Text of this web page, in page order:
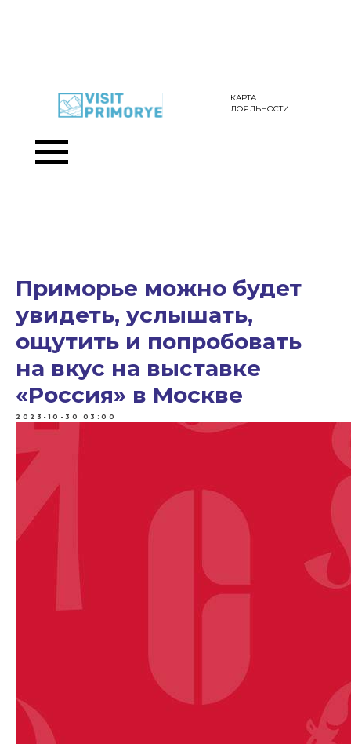
КАРТА
ЛОЯЛЬНОСТИ
Приморье можно будет
увидеть, услышать,
ощутить и попробовать
на вкус на выставке
«Россия» в Москве
2023-10-30 03:00